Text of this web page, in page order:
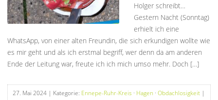
Holger schreibt…
Gestern Nacht (Sonntag)
erhielt ich eine
WhatsApp, von einer alten Freundin, die sich erkundigen wollte wie
es mir geht und als ich erstmal begriff, wer denn da am anderen
Ende der Leitung war, freute ich ich mich umso mehr. Doch […]
27. Mai 2024 | Kategorie: Ennepe-Ruhr-Kreis · Hagen · Obdachlosigkeit |